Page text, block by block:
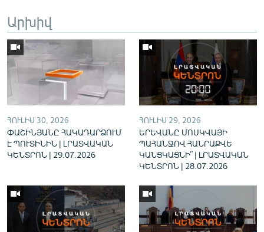
Русский
ՀԵՏԵՎԵՔ ՄԵԶ
«Ազատության» բոլոր կայքերը
Արխիվ
ՀՈՒԼԻՍ 30, 2026
ՓԱՇԻՆՅԱՆԸ ՀԱԿԱԴԱՐՁՈՒՄ
Է ՊՈՒՏԻՆԻՆ | ԼՐԱՏՎԱԿԱՆ
ԿԵՆՏՐՈՆ | 29.07.2026
ՀՈՒԼԻՍ 29, 2026
ԵՐԵՎԱՆԸ ՄՈՍԿՎԱՅԻ
ՊԱՀԱՆՋՈՎ ՀԱՆՐԱՔՎԵ
ԿԱՆՑԿԱՑՆԻ՞ | ԼՐԱՏՎԱԿԱՆ
ԿԵՆՏՐՈՆ | 28.07.2026